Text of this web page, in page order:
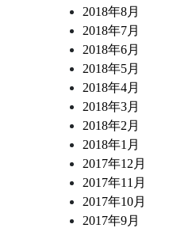
もっちりパンナコッタ すもものソース
2018年8月
2018年7月
2018年6月
2018年5月
2018年4月
2018年3月
2018年2月
2018年1月
2017年12月
2017年11月
2017年10月
2017年9月